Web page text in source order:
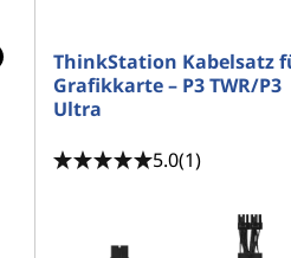
ThinkStation Kabelsatz
Grafikkarte – P3 TWR/P3
Ultra
5.0(1)